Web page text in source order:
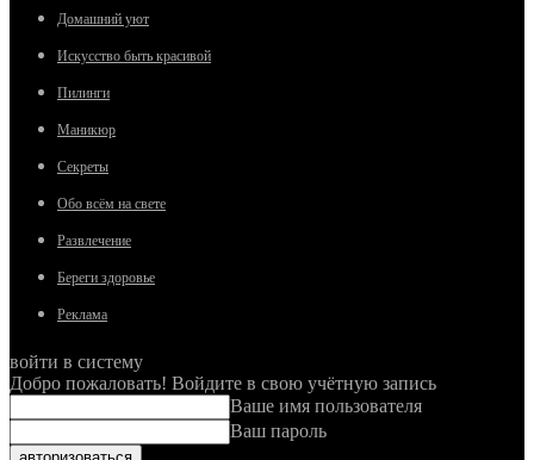
Домашний уют
Искусство быть красивой
Пилинги
Маникюр
Секреты
Обо всём на свете
Развлечение
Береги здоровье
Реклама
войти в систему
Добро пожаловать! Войдите в свою учётную запись
Ваше имя пользователя
Ваш пароль